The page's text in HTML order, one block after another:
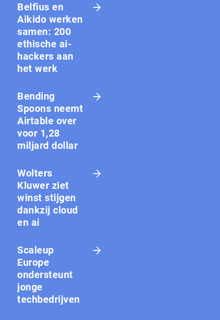
Belfius en
Aikido werken
samen: 200
ethische ai-
hackers aan
het werk
Bending
Spoons neemt
Airtable over
voor 1,28
miljard dollar
Wolters
Kluwer ziet
winst stijgen
dankzij cloud
en ai
Scaleup
Europe
ondersteunt
jonge
techbedrijven